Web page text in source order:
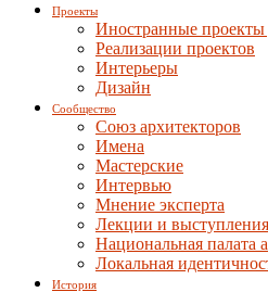
Проекты
Иностранные
Реализации проектов
Интерьеры
Дизайн
Сообщество
Союз архитекторов
Имена
Мастерские
Интервью
Мнение эксперта
Лекции и выступления
Национальная палата
Локальная
История